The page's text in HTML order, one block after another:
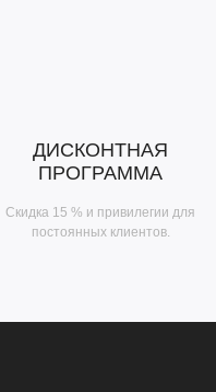
ДИСКОНТНАЯ
ПРОГРАММА
Скидка 15 % и привилегии для
постоянных клиентов.